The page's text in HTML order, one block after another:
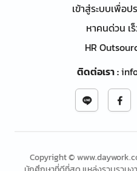
เข้าสู่ระบบเพื่อ
หาคนด่วน เ
HR
ติดต่อเรา:
Copyright ©